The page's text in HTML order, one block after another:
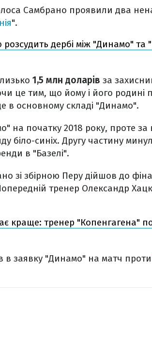
Самбрано проявили два
".
розсудить дербі між "Динамо"
1,5 млн доларів за
це тим, що йому і його родині
в основному складі "Динамо".
на початку 2018 року, проте за
біло-синіх. Другу частину
в "Базелі".
зі збірною Перу дійшов до
тренер Олександр
краще: тренер "Копенгагена"
заявку "Динамо" на матч проти